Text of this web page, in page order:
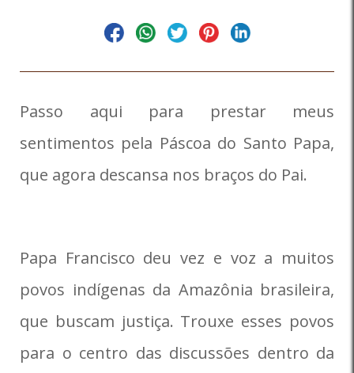
Passo aqui para prestar meus
sentimentos pela Páscoa do Santo Papa,
que agora descansa nos braços do Pai.
Papa Francisco deu vez e voz a muitos
povos indígenas da Amazônia brasileira,
que buscam justiça. Trouxe esses povos
para o centro das discussões dentro da